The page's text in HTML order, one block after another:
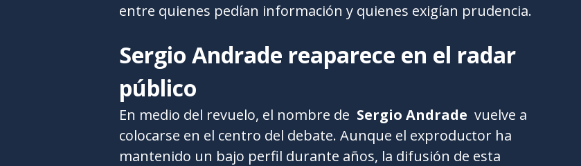
entre quienes pedían información y quienes exigían prudencia.
Sergio Andrade reaparece en el radar
público
En medio del revuelo, el nombre de Sergio Andrade vuelve a
colocarse en el centro del debate. Aunque el exproductor ha
mantenido un bajo perfil durante años, la difusión de esta